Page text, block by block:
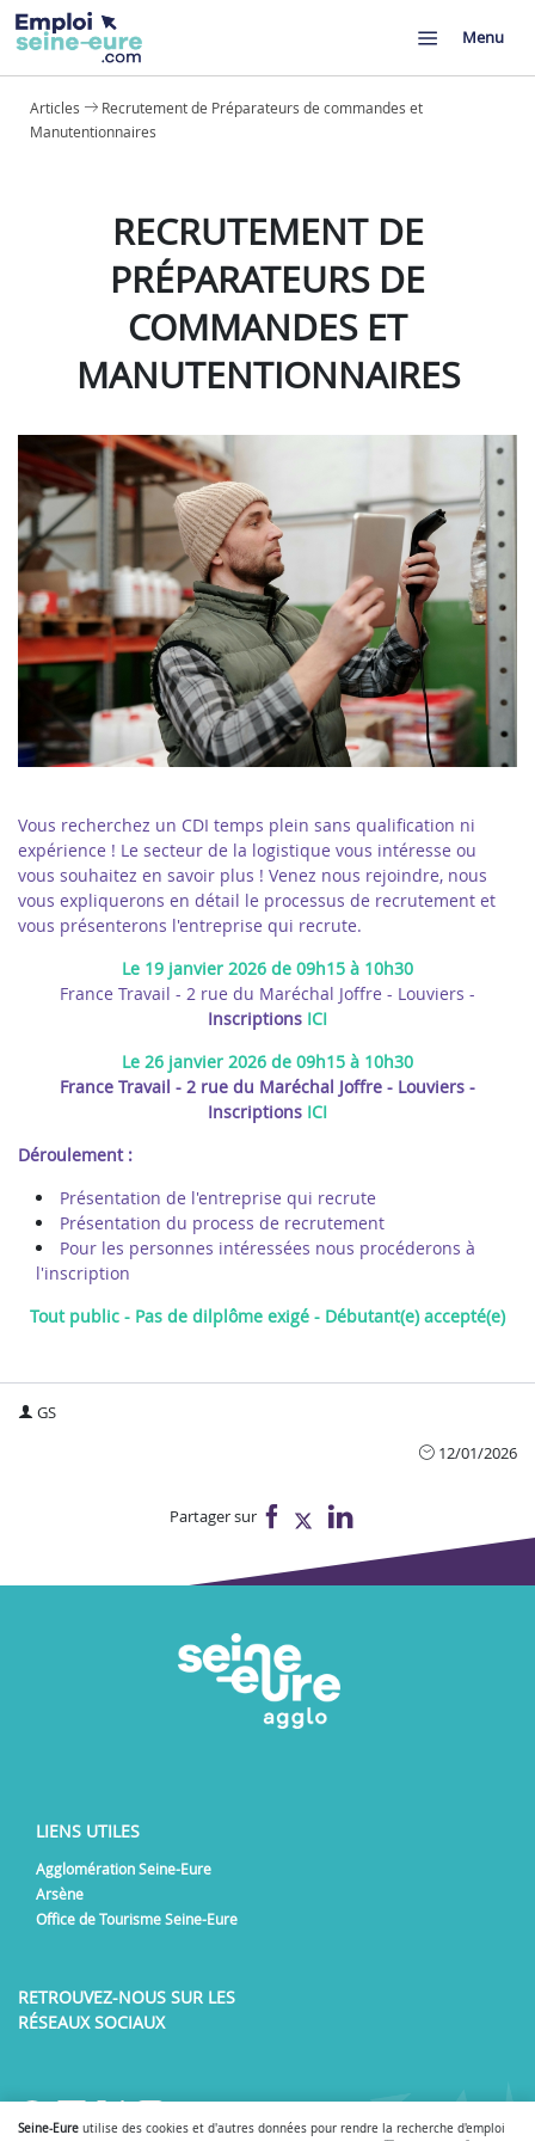
Menu
Articles
Recrutement de Préparateurs de commandes et
Manutentionnaires
RECRUTEMENT DE
PRÉPARATEURS DE
COMMANDES ET
MANUTENTIONNAIRES
Vous recherchez un CDI temps plein sans qualification ni
expérience ! Le secteur de la logistique vous intéresse ou
vous souhaitez en savoir plus ! Venez nous rejoindre, nous
vous expliquerons en détail le processus de recrutement et
vous présenterons l'entreprise qui recrute.
Le 19 janvier 2026 de 09h15 à 10h30
France Travail - 2 rue du Maréchal Joffre - Louviers -
Inscriptions ICI
Le 26 janvier 2026 de 09h15 à 10h30
France Travail - 2 rue du Maréchal Joffre - Louviers -
Inscriptions ICI
Déroulement :
Présentation de l'entreprise qui recrute
Présentation du process de recrutement
Pour les personnes intéressées nous procéderons à
l'inscription
Tout public - Pas de dilplôme exigé - Débutant(e) accepté(e)
GS
12/01/2026
Partager sur
LIENS UTILES
Agglomération Seine-Eure
Arsène
Office de Tourisme Seine-Eure
RETROUVEZ-NOUS SUR LES
RÉSEAUX SOCIAUX
Seine-Eure utilise des cookies et d'autres données pour rendre la recherche d'emploi